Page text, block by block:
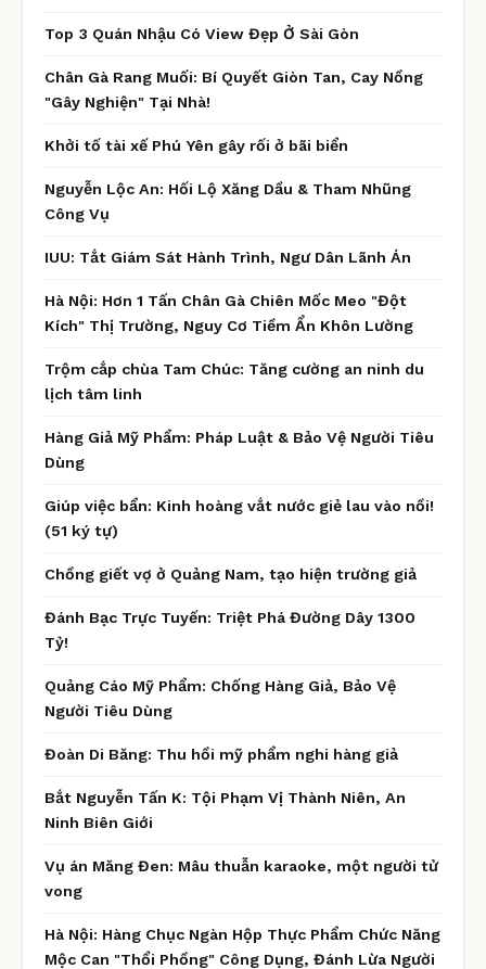
Top 3 Quán Nhậu Có View Đẹp Ở Sài Gòn
Chân Gà Rang Muối: Bí Quyết Giòn Tan, Cay Nồng
"Gây Nghiện" Tại Nhà!
Khởi tố tài xế Phú Yên gây rối ở bãi biển
Nguyễn Lộc An: Hối Lộ Xăng Dầu & Tham Nhũng
Công Vụ
IUU: Tắt Giám Sát Hành Trình, Ngư Dân Lãnh Án
Hà Nội: Hơn 1 Tấn Chân Gà Chiên Mốc Meo "Đột
Kích" Thị Trường, Nguy Cơ Tiềm Ẩn Khôn Lường
Trộm cắp chùa Tam Chúc: Tăng cường an ninh du
lịch tâm linh
Hàng Giả Mỹ Phẩm: Pháp Luật & Bảo Vệ Người Tiêu
Dùng
Giúp việc bẩn: Kinh hoàng vắt nước giẻ lau vào nồi!
(51 ký tự)
Chồng giết vợ ở Quảng Nam, tạo hiện trường giả
Đánh Bạc Trực Tuyến: Triệt Phá Đường Dây 1300
Tỷ!
Quảng Cáo Mỹ Phẩm: Chống Hàng Giả, Bảo Vệ
Người Tiêu Dùng
Đoàn Di Băng: Thu hồi mỹ phẩm nghi hàng giả
Bắt Nguyễn Tấn K: Tội Phạm Vị Thành Niên, An
Ninh Biên Giới
Vụ án Măng Đen: Mâu thuẫn karaoke, một người tử
vong
Hà Nội: Hàng Chục Ngàn Hộp Thực Phẩm Chức Năng
Mộc Can "Thổi Phồng" Công Dụng, Đánh Lừa Người